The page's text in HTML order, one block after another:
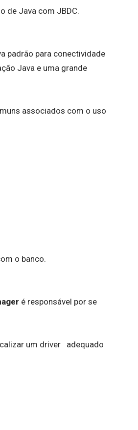
de Java com JBDC.
padrão para conectividade
Java e uma grande
associados com o uso
o banco.
é responsável por se
um driver adequado